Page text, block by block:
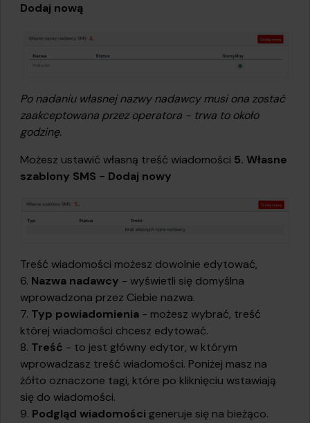
Dodaj nową
Po nadaniu własnej nazwy nadawcy musi ona zostać
zaakceptowana przez operatora - trwa to około
godzinę.
Możesz ustawić własną treść wiadomości 5. Własne
szablony SMS - Dodaj nowy
Treść wiadomości możesz dowolnie edytować,
6. Nazwa nadawcy - wyświetli się domyślna
wprowadzona przez Ciebie nazwa.
7. Typ powiadomienia - możesz wybrać, treść
której wiadomości chcesz edytować.
8. Treść - to jest główny edytor, w którym
wprowadzasz treść wiadomości. Poniżej masz na
żółto oznaczone tagi, które po kliknięciu wstawiają
się do wiadomości.
9. Podgląd wiadomości generuje się na bieżąco.